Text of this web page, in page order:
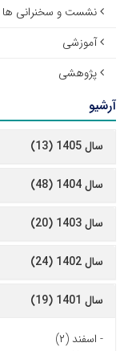
نشست و سخنرانی ها
آموزشی
پژوهشی
آرشیو
سال 1405 (13)
سال 1404 (48)
سال 1403 (20)
سال 1402 (24)
سال 1401 (19)
- اسفند (۲)